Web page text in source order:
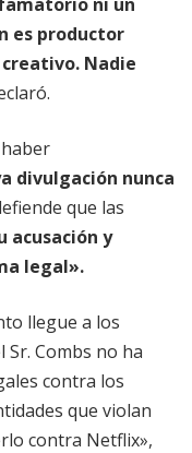
es productor
Nadie
divulgación nunca
que las
acusación y
legal».
llegue a los
Sr. Combs no ha
contra los
que violan
contra Netflix»,